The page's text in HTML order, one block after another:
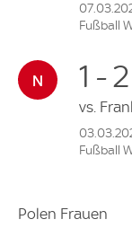
Fußball
1 - 2
vs.
Fußball
Polen Frauen